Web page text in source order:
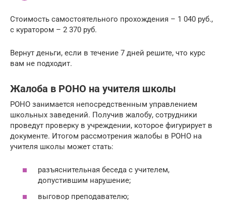
Стоимость самостоятельного прохождения – 1 040 руб.,
с куратором – 2 370 руб.
Вернут деньги, если в течение 7 дней решите, что курс
вам не подходит.
Жалоба в РОНО на учителя школы
РОНО занимается непосредственным управлением
школьных заведений. Получив жалобу, сотрудники
проведут проверку в учреждении, которое фигурирует в
документе. Итогом рассмотрения жалобы в РОНО на
учителя школы может стать:
разъяснительная беседа с учителем,
допустившим нарушение;
выговор преподавателю;